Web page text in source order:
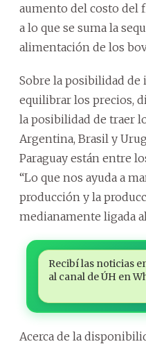
aumento del costo del
a lo que se suma la
alimentación de los
Sobre la posibilidad de
equilibrar los precios,
la posibilidad de traer
Argentina, Brasil y
Paraguay están entre
“Lo que nos ayuda a
producción y la
medianamente ligada
Recibí las noticias
al canal de ÚH en
Acerca de la